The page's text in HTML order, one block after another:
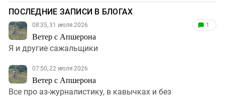
ПОСЛЕДНИЕ ЗАПИСИ В БЛОГАХ
08:35, 31 июля 2026
Ветер с Апшерона
1
Я и другие сажальщики
07:50, 22 июля 2026
Ветер с Апшерона
Все про аз-журналистику, в кавычках и без